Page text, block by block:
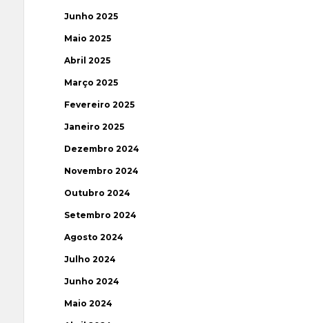
Junho 2025
Maio 2025
Abril 2025
Março 2025
Fevereiro 2025
Janeiro 2025
Dezembro 2024
Novembro 2024
Outubro 2024
Setembro 2024
Agosto 2024
Julho 2024
Junho 2024
Maio 2024